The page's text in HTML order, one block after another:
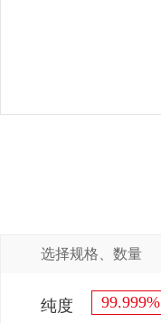
选择规格、数量
纯度 99.999%